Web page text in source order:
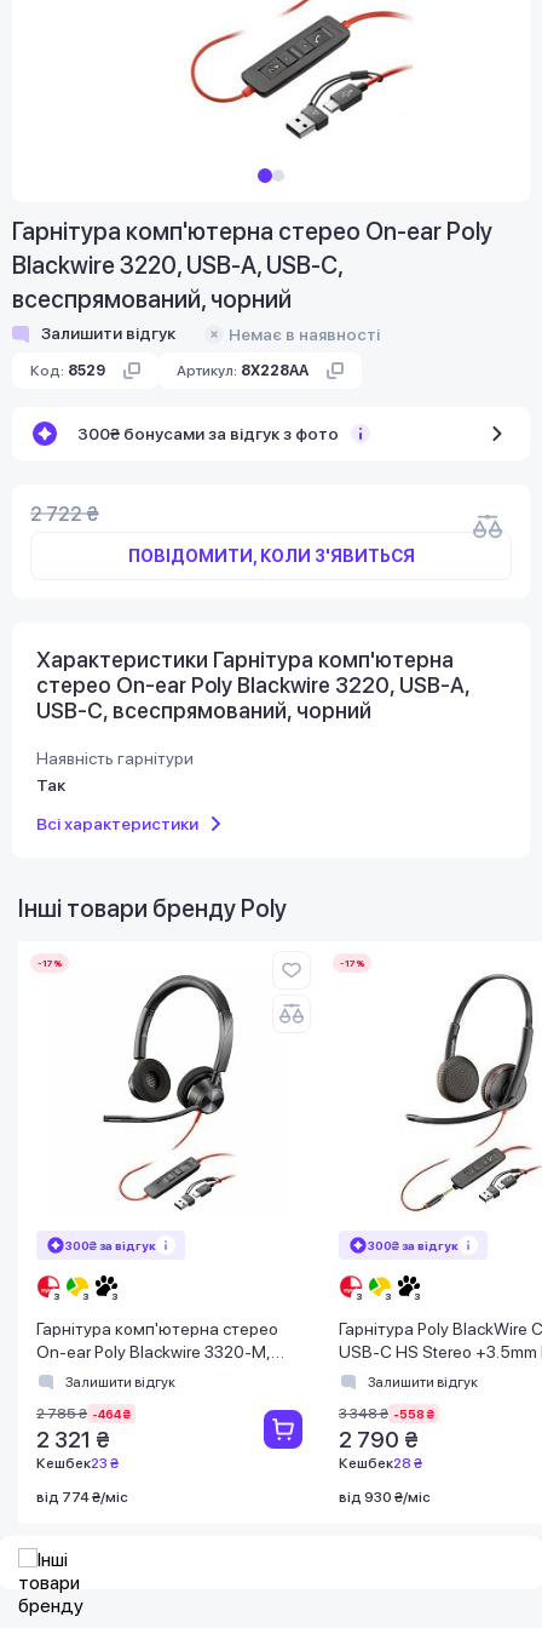
Гарнітура комп'ютерна стерео On-ear Poly
Blackwire 3220, USB-A, USB-C,
всеспрямований, чорний
Залишити відгук Немає в наявності
Код: 8529 Артикул: 8X228AA
300₴ бонусами за відгук з фото
2 722 ₴
ПОВІДОМИТИ, КОЛИ З'ЯВИТЬСЯ
Характеристики Гарнітура комп'ютерна
стерео On-ear Poly Blackwire 3220, USB-A,
USB-C, всеспрямований, чорний
Наявність гарнітури
Так
Всі характеристики
Інші товари бренду Poly
-17%
300₴ за відгук
Гарнітура комп'ютерна стерео
On-ear Poly Blackwire 3320-M,
USB-A, USB-C, всеспрямований,
Залишити відгук
2 785 ₴ -464 ₴
2 321 ₴
Кешбек23 ₴
від 774 ₴/міс
-17%
300₴ за відгук
Гарнітура Poly BlackWire
USB-C HS Stereo +3.5mm
+USB-C/A Adapter (Bulk)
Залишити відгук
3 348 ₴ -558 ₴
2 790 ₴
Кешбек28 ₴
від 930 ₴/міс